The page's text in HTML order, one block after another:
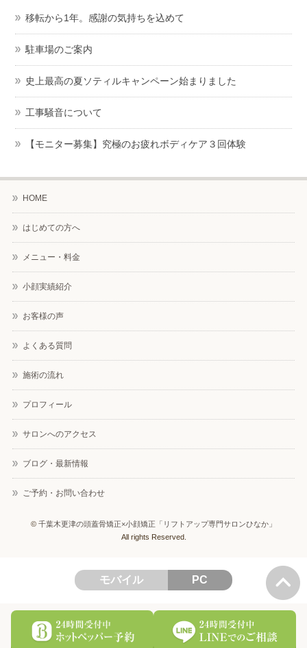
移転から1年。感謝の気持ちを込めて
駐車場のご案内
史上最高の夏ソティルキャンペーン始まりました
工事騒音について
【モニター募集】究極のお疲れボディケア３回体験
HOME
はじめての方へ
メニュー・料金
小顔実績紹介
お客様の声
よくある質問
施術の流れ
プロフィール
サロンへのアクセス
ブログ・最新情報
ご予約・お問い合わせ
© 千葉木更津の頭蓋骨矯正×小顔矯正「リフトアップ専門サロンひなか」
All rights Reserved.
モバイル PC